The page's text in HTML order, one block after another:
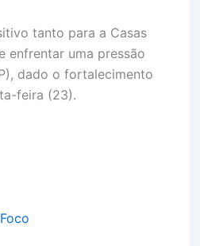
tanto para a Casas
enfrentar uma pressão
dado o fortalecimento
feira (23).